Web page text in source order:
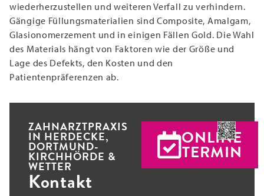
wiederherzustellen und weiteren Verfall zu verhindern.
Gängige Füllungsmaterialien sind Composite, Amalgam,
Glasionomerzement und in einigen Fällen Gold. Die Wahl
des Materials hängt von Faktoren wie der Größe und
Lage des Defekts, den Kosten und den
Patientenpräferenzen ab.
ZAHNARZTPRAXIS
IN HERDECKE,
DORTMUND-
KIRCHHÖRDE &
WETTER
Kontakt
ONLINE
TERMIN